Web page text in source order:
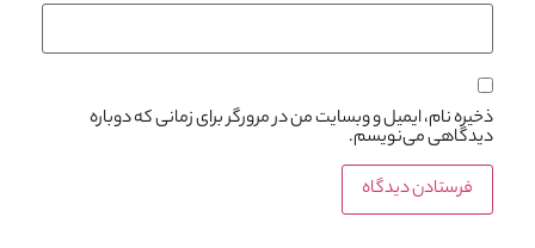
ذخیره نام، ایمیل و وبسایت من در مرورگر برای زمانی که دوباره
دیدگاهی می‌نویسم.